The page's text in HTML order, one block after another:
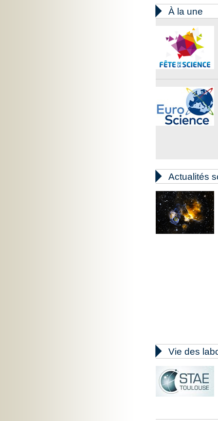
 À la une
 Actualités
 Vie des